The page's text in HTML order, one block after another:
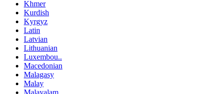
Khmer
Kurdish
Kyrgyz
Latin
Latvian
Lithuanian
Luxembou..
Macedonian
Malagasy
Malay
Malayalam